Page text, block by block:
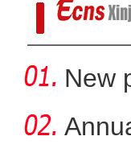
New